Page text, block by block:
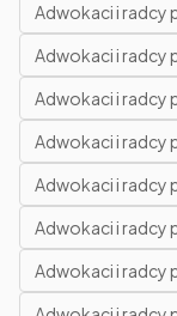
Adwokaci i radcy
Adwokaci i radcy
Adwokaci i radcy
Adwokaci i radcy
Adwokaci i radcy
Adwokaci i radcy
Adwokaci i radcy